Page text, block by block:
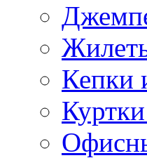
Кепки